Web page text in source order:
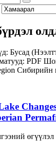
Бусад
PDF
Сибирийн
өгүүлэл